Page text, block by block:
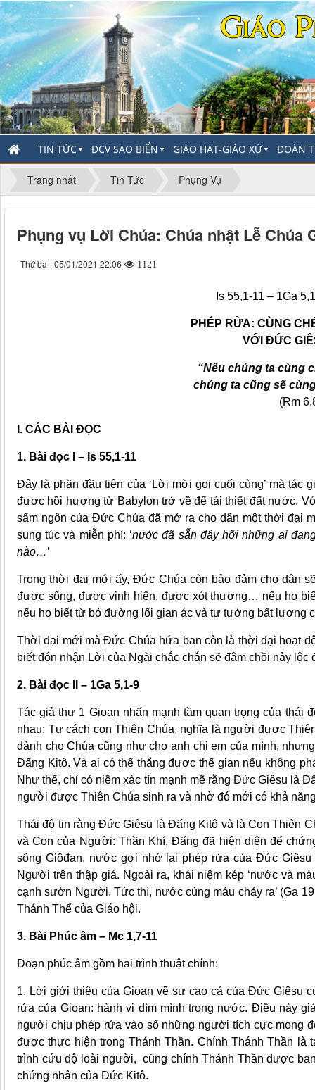
TIN TỨC ▼ ĐCV SAO BIỂN ▼ GIÁO HẠT-GIÁO XỨ▼ ĐOÀN
Trang nhất Tin Tức Phụng Vụ
Phụng vụ Lời Chúa: Chúa nhật Lễ Chúa
Thứ ba - 05/01/2021 22:06 1121
Is 55,1-11 – 1Ga
PHÉP RỬA: CÙNG
VỚI ĐỨC
“Nếu chúng ta cùng
chúng ta cũng sẽ
(Rm
I. CÁC BÀI ĐỌC
1. Bài đọc I – Is 55,1-11
Đây là phần đầu tiên của ‘Lời mời gọi cuối cùng’ mà
được hồi hương từ Babylon trở về để tái thiết đất nước.
sấm ngôn của Đức Chúa đã mở ra cho dân một thời đại
sung túc và miễn phí: ‘nước đã sẵn đây hỡi những ai
nào…’
Trong thời đại mới ấy, Đức Chúa còn bảo đảm cho dân
được sống, được vinh hiển, được xót thương… nếu họ
nếu họ biết từ bỏ đường lối gian ác và tư tưởng bất lương
Thời đại mới mà Đức Chúa hứa ban còn là thời đại hoạt
biết đón nhận Lời của Ngài chắc chắn sẽ đâm chồi nảy lộc
2. Bài đọc II – 1Ga 5,1-9
Tác giả thư 1 Gioan nhấn mạnh tầm quan trọng của
nhau: Tư cách con Thiên Chúa, nghĩa là người được
dành cho Chúa cũng như cho anh chị em của mình,
Đấng Kitô. Và ai có thể thắng được thế gian nếu không
Như thế, chỉ có niềm xác tín mạnh mẽ rằng Đức Giêsu là
người được Thiên Chúa sinh ra và nhờ đó mới có khả
Thái độ tin rằng Đức Giêsu là Đấng Kitô và là Con Thiên
và Con của Người: Thần Khí, Đấng đã hiện diện để
sông Giôđan, nước gợi nhớ lại phép rửa của Đức
Người trên thập giá. Ngoài ra, khái niệm kép ‘nước và
cạnh sườn Người. Tức thì, nước cùng máu chảy ra’ (Ga
Thánh Thể của Giáo hội.
3. Bài Phúc âm – Mc 1,7-11
Đoạn phúc âm gồm hai trình thuật chính:
1. Lời giới thiệu của Gioan về sự cao cả của Đức Giêsu
rửa của Gioan: hành vi dìm mình trong nước. Điều này
người chịu phép rửa vào số những người tích cực mong
được thực hiện trong Thánh Thần. Chính Thánh Thần
trình cứu độ loài người, cũng chính Thánh Thần được
chứng nhân của Đức Kitô.